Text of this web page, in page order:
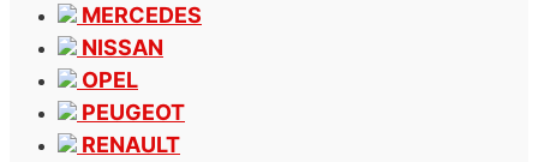
MERCEDES
NISSAN
OPEL
PEUGEOT
RENAULT